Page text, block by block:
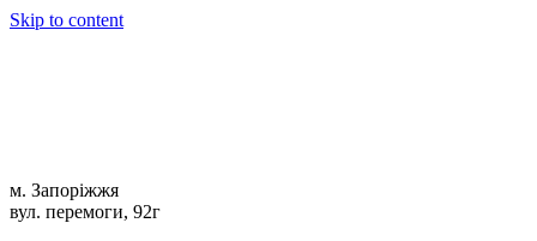
Skip to content
м. Запоріжжя
вул. перемоги, 92г